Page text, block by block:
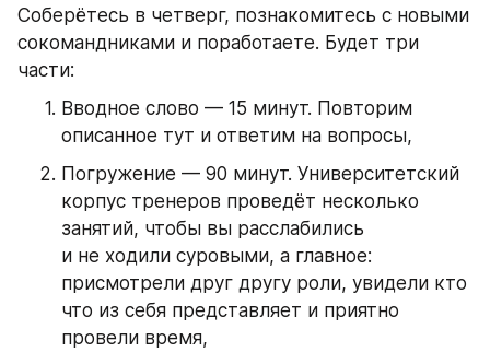
Соберётесь в четверг, познакомитесь с новыми
сокомандниками и поработаете. Будет три
части:
Вводное слово — 15 минут. Повторим
описанное тут и ответим на вопросы,
Погружение — 90 минут. Университетский
корпус тренеров проведёт несколько
занятий, чтобы вы расслабились
и не ходили суровыми, а главное:
присмотрели друг другу роли, увидели кто
что из себя представляет и приятно
провели время,